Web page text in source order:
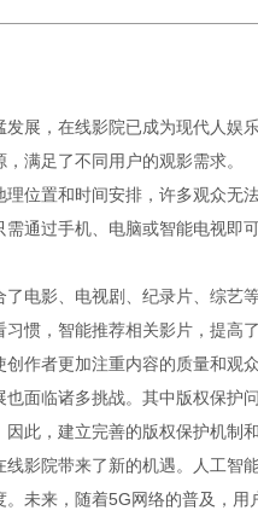
发展，在线影院已成为现代人娱
满足了不同用户的观影需求。
理位置和时间安排，许多观众无
需通过手机、电脑或智能电视即
了电影、电视剧、纪录片、综艺
习惯，智能推荐相关影片，提高
创作者更加注重内容的质量和观
也面临诸多挑战。其中版权保护
因此，建立完善的版权保护机制
线影院带来了新的机遇。人工智
。未来，随着5G网络的普及，